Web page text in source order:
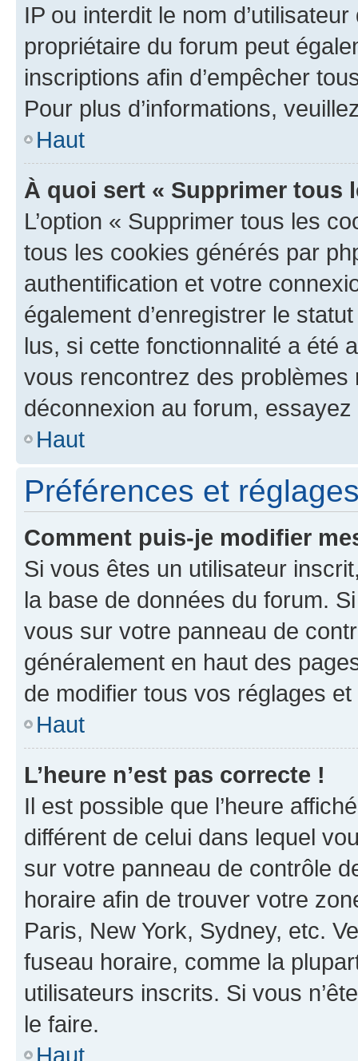
IP ou interdit le nom
propriétaire du forum peut
inscriptions afin d’empêcher
Pour plus d’informations,
Haut
À quoi sert « Supprimer tous
L’option « Supprimer tous les
tous les cookies générés par
authentification et votre
également d’enregistrer le
lus, si cette fonctionnalité a été
vous rencontrez des
déconnexion au forum,
Haut
Préférences et
Comment puis-je modifier
Si vous êtes un utilisateur
la base de données du forum.
vous sur votre panneau de
généralement en haut des
de modifier tous vos réglages
Haut
L’heure n’est pas correcte !
Il est possible que l’heure
différent de celui dans lequel
sur votre panneau de contrôle
horaire afin de trouver votre
Paris, New York, Sydney, etc.
fuseau horaire, comme la
utilisateurs inscrits. Si vous
le faire.
Haut